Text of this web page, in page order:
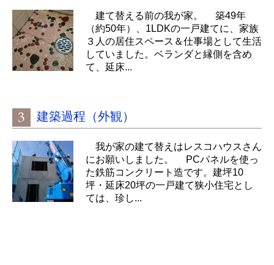
建て替える前の我が家。 築49年
（約50年）、1LDKの一戸建てに、家族
３人の居住スペース＆仕事場として生活
していました。ベランダと縁側を含め
て、延床...
建築過程（外観）
我が家の建て替えはレスコハウスさん
にお願いしました。 PCパネルを使っ
た鉄筋コンクリート造です。建坪10
坪・延床20坪の一戸建て狭小住宅とし
ては、珍し...